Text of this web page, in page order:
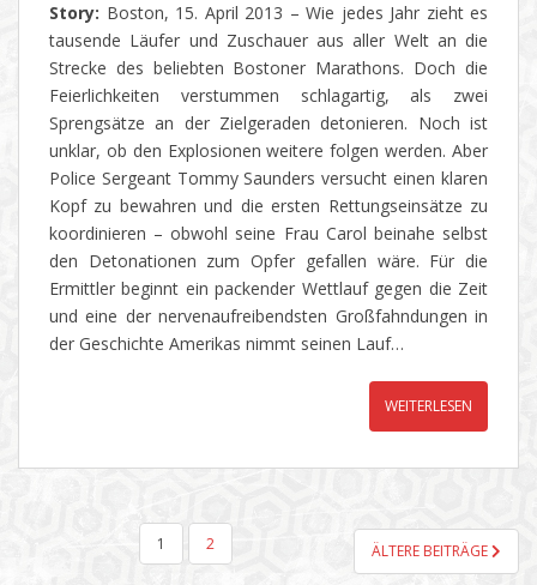
Story: Boston, 15. April 2013 – Wie jedes Jahr zieht es
tausende Läufer und Zuschauer aus aller Welt an die
Strecke des beliebten Bostoner Marathons. Doch die
Feierlichkeiten verstummen schlagartig, als zwei
Sprengsätze an der Zielgeraden detonieren. Noch ist
unklar, ob den Explosionen weitere folgen werden. Aber
Police Sergeant Tommy Saunders versucht einen klaren
Kopf zu bewahren und die ersten Rettungseinsätze zu
koordinieren – obwohl seine Frau Carol beinahe selbst
den Detonationen zum Opfer gefallen wäre. Für die
Ermittler beginnt ein packender Wettlauf gegen die Zeit
und eine der nervenaufreibendsten Großfahndungen in
der Geschichte Amerikas nimmt seinen Lauf…
WEITERLESEN
SEITENNUMMERIERUNG
1 2 ÄLTERE BEITRÄGE